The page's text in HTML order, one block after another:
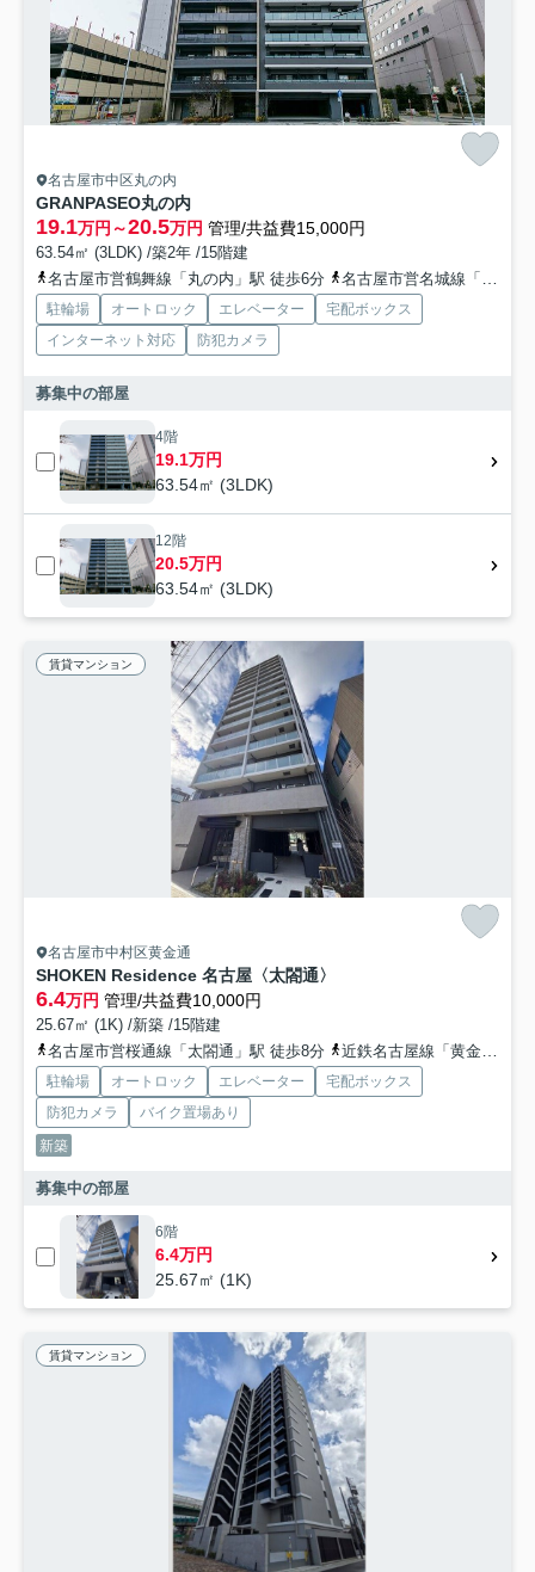
名古屋市中区丸の内
GRANPASEO丸の内
19.1万円～20.5万円 管理/共益費15,000円
63.54㎡ (3LDK) /築2年 /15階建
名古屋市営鶴舞線「丸の内」駅 徒歩6分
名古屋市営名城線「久屋大通」駅 徒歩9分
駐輪場 オートロック エレベーター
宅配ボックス
インターネット対応
防犯カメラ
募集中の部屋
4階
19.1万円
63.54㎡ (3LDK)
12階
20.5万円
63.54㎡ (3LDK)
賃貸マンション
名古屋市中村区黄金通
SHOKEN Residence 名古屋〈太閤通〉
6.4万円 管理/共益費10,000円
25.67㎡ (1K) /新築 /15階建
名古屋市営桜通線「太閤通」駅 徒歩8分
近鉄名古屋線「黄金」駅 徒歩10分
駐輪場 オートロック エレベーター
宅配ボックス
防犯カメラ
バイク置場あり
新築
募集中の部屋
6階
6.4万円
25.67㎡ (1K)
賃貸マンション